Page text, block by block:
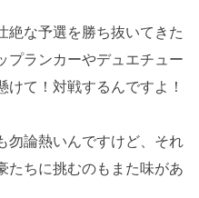
な予選を勝ち抜いてきた
プランカーやデュエチュー
て！対戦するんですよ！
論熱いんですけど、それ
たちに挑むのもまた味があ